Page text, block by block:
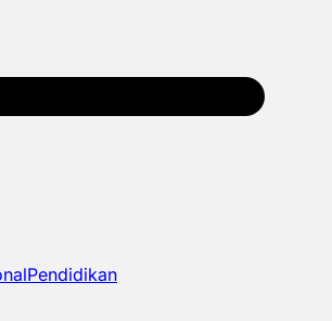
Pendidikan